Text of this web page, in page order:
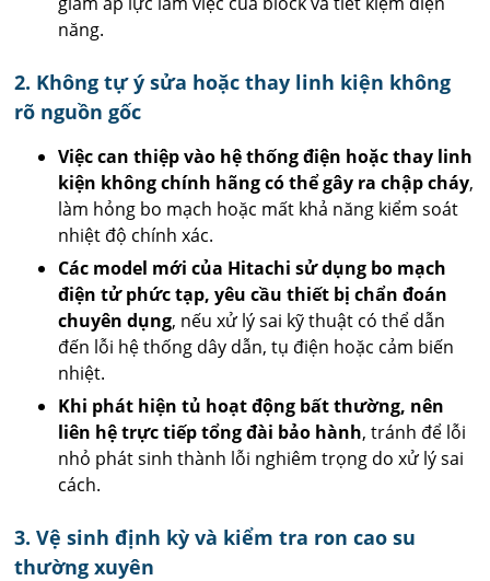
năng.
2. Không tự ý sửa hoặc thay linh kiện không
rõ nguồn gốc
Việc can thiệp vào hệ thống điện hoặc thay linh
kiện không chính hãng có thể gây ra chập cháy,
làm hỏng bo mạch hoặc mất khả năng kiểm soát
nhiệt độ chính xác.
Các model mới của Hitachi sử dụng bo mạch
điện tử phức tạp, yêu cầu thiết bị chẩn đoán
chuyên dụng, nếu xử lý sai kỹ thuật có thể dẫn
đến lỗi hệ thống dây dẫn, tụ điện hoặc cảm biến
nhiệt.
Khi phát hiện tủ hoạt động bất thường, nên
liên hệ trực tiếp tổng đài bảo hành, tránh để lỗi
nhỏ phát sinh thành lỗi nghiêm trọng do xử lý sai
cách.
3. Vệ sinh định kỳ và kiểm tra ron cao su
thường xuyên